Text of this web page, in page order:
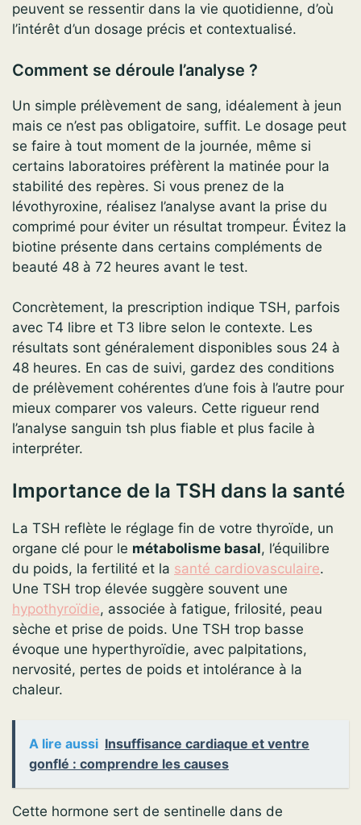
peuvent se ressentir dans la vie quotidienne, d’où
l’intérêt d’un dosage précis et contextualisé.
Comment se déroule l’analyse ?
Un simple prélèvement de sang, idéalement à jeun
mais ce n’est pas obligatoire, suffit. Le dosage peut
se faire à tout moment de la journée, même si
certains laboratoires préfèrent la matinée pour la
stabilité des repères. Si vous prenez de la
lévothyroxine, réalisez l’analyse avant la prise du
comprimé pour éviter un résultat trompeur. Évitez la
biotine présente dans certains compléments de
beauté 48 à 72 heures avant le test.
Concrètement, la prescription indique TSH, parfois
avec T4 libre et T3 libre selon le contexte. Les
résultats sont généralement disponibles sous 24 à
48 heures. En cas de suivi, gardez des conditions
de prélèvement cohérentes d’une fois à l’autre pour
mieux comparer vos valeurs. Cette rigueur rend
l’analyse sanguin tsh plus fiable et plus facile à
interpréter.
Importance de la TSH dans la santé
La TSH reflète le réglage fin de votre thyroïde, un
organe clé pour le métabolisme basal, l’équilibre
du poids, la fertilité et la santé cardiovasculaire.
Une TSH trop élevée suggère souvent une
hypothyroïdie, associée à fatigue, frilosité, peau
sèche et prise de poids. Une TSH trop basse
évoque une hyperthyroïdie, avec palpitations,
nervosité, pertes de poids et intolérance à la
chaleur.
A lire aussi Insuffisance cardiaque et ventre
gonflé : comprendre les causes
Cette hormone sert de sentinelle dans de